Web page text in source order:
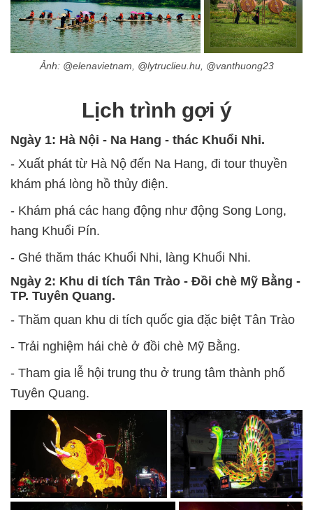
Ảnh: @elenavietnam, @lytruclieu.hu, @vanthuong23
Lịch trình gợi ý
Ngày 1: Hà Nội - Na Hang - thác Khuổi Nhi.
- Xuất phát từ Hà Nộ đến Na Hang, đi tour thuyền
khám phá lòng hồ thủy điện.
- Khám phá các hang động như động Song Long,
hang Khuổi Pín.
- Ghé thăm thác Khuổi Nhi, làng Khuổi Nhi.
Ngày 2: Khu di tích Tân Trào - Đồi chè Mỹ Bằng -
TP. Tuyên Quang.
- Thăm quan khu di tích quốc gia đặc biệt Tân Trào
- Trải nghiệm hái chè ở đồi chè Mỹ Bằng.
- Tham gia lễ hội trung thu ở trung tâm thành phố
Tuyên Quang.